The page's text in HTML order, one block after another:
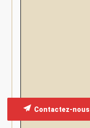
Contactez-nous